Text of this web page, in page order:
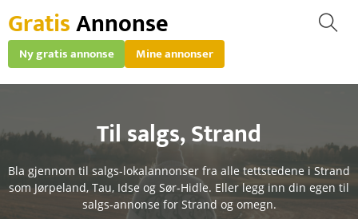
GratisAnnonse
Ny gratis annonse Mine annonser
Til salgs,Strand
Bla gjennom til salgs-lokalannonser fra alle tettstedene i Strand
som Jørpeland, Tau, Idse og Sør-Hidle. Eller legg inn din egen til
salgs-annonse for Strand og omegn.